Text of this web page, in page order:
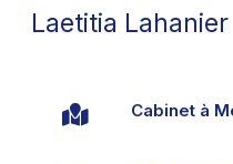
Laetitia Lahanier
Cabinet à